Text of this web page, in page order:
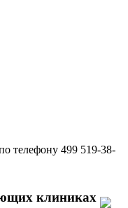
телефону 499 519-38-
клиниках